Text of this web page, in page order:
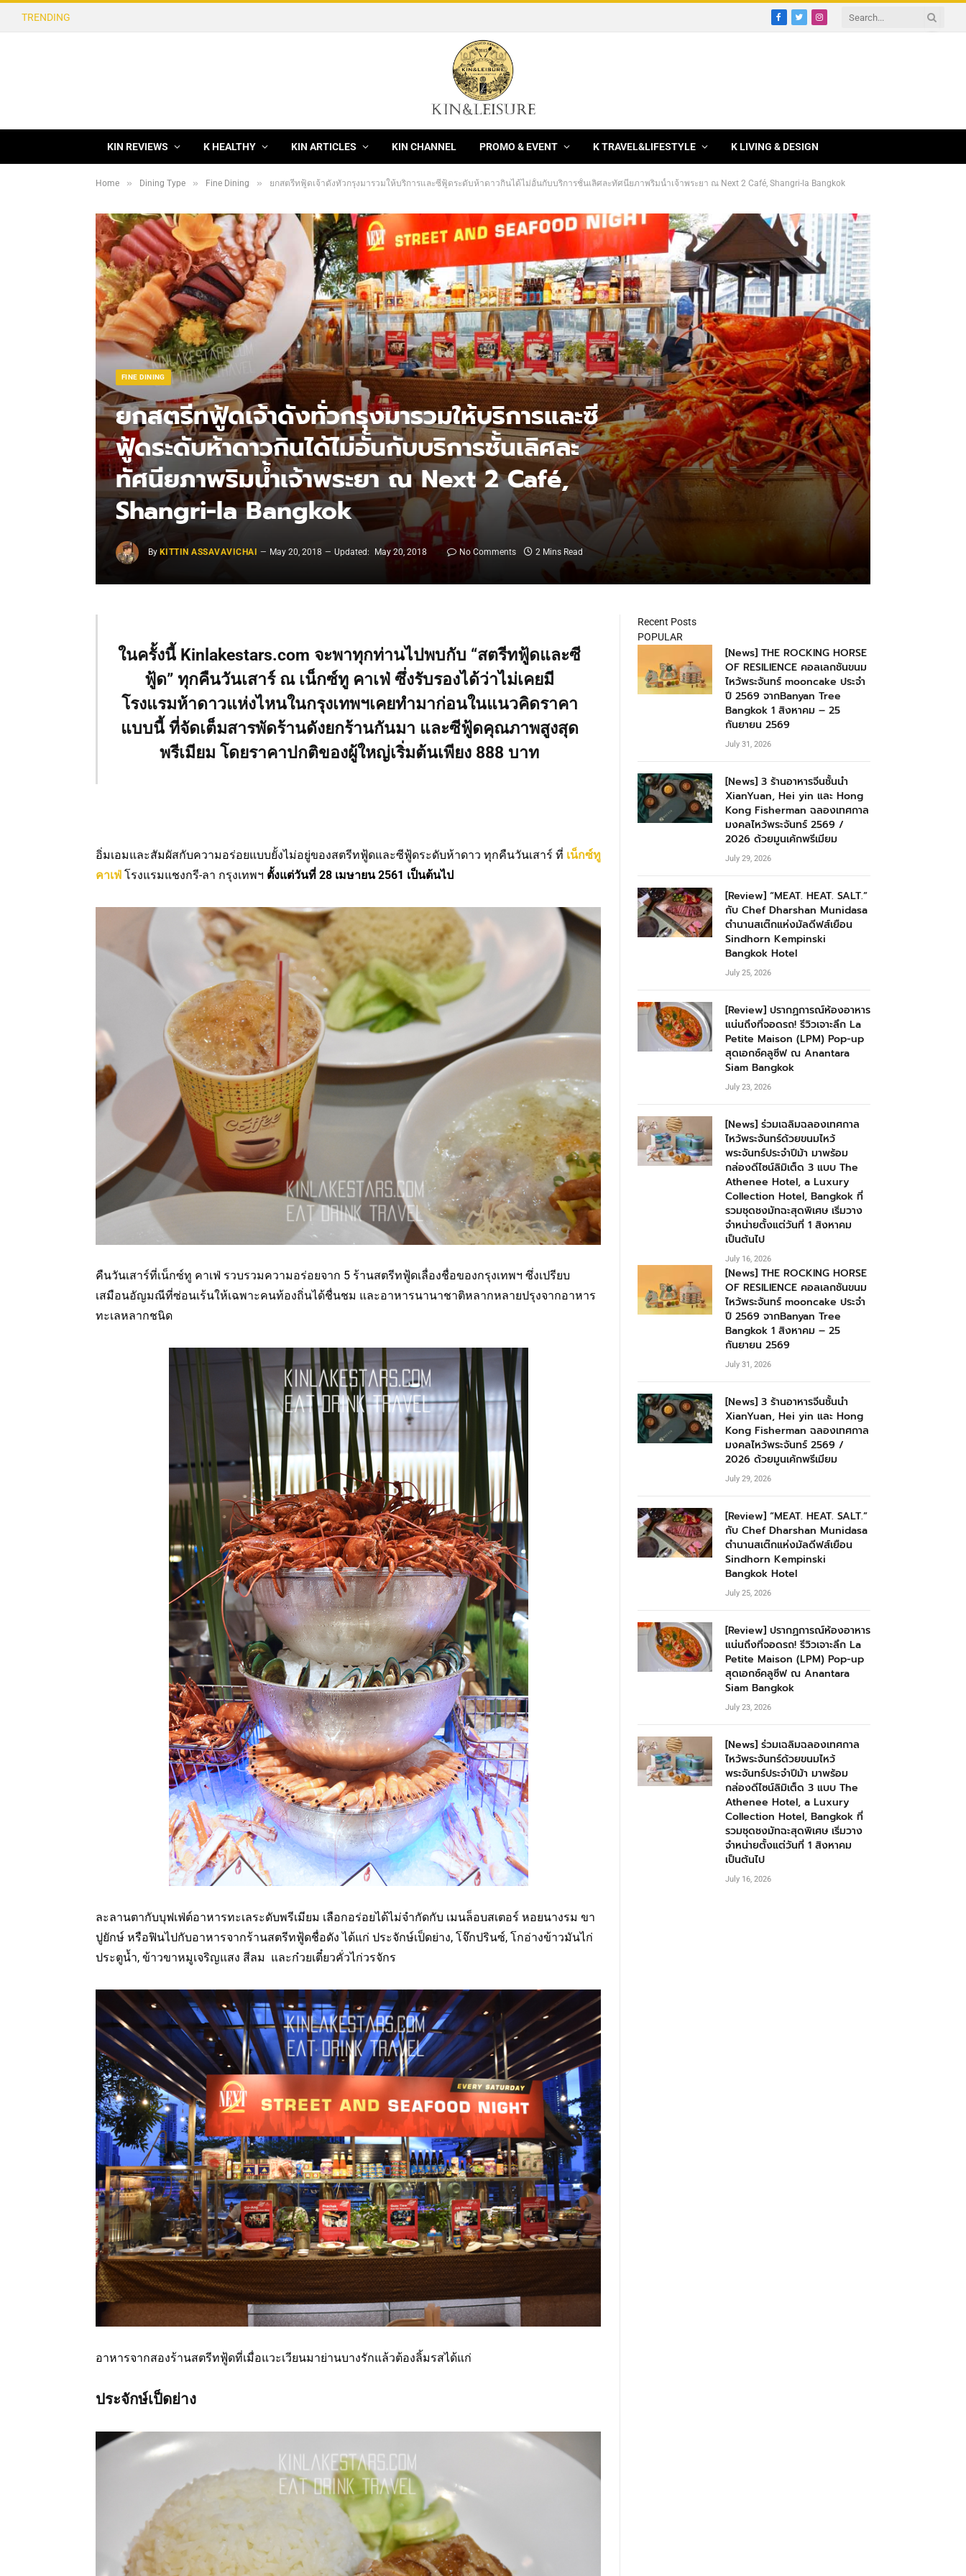
TRENDING
Facebook
TwitterInstagram
KIN REVIEWS K HEALTHY KIN ARTICLES KIN CHANNEL PROMO & EVENT K TRAVEL&LIFESTYLE K LIVING & DESIGN
Home » Dining Type » Fine Dining » ยกสตรีทฟู้ดเจ้าดังทั่วกรุงมารวมให้บริการและซีฟู้ดระดับห้าดาวกินได้ไม่อั้นกับบริการชั้นเลิศละทัศนียภาพริมน้ำเจ้าพระยา ณ Next 2 Café, Shangri-la Bangkok
FINE DINING
ยกสตรีทฟู้ดเจ้าดังทั่วกรุงมารวมให้บริการและซี
ฟู้ดระดับห้าดาวกินได้ไม่อั้นกับบริการชั้นเลิศละ
ทัศนียภาพริมน้ำเจ้าพระยา ณ Next 2 Café,
Shangri-la Bangkok
By KITTIN ASSAVAVICHAI May 20, 2018 Updated: May 20, 2018 No Comments 2 Mins Read
ในครั้งนี้ Kinlakestars.com จะพาทุกท่านไปพบกับ “สตรีทฟู้ดและซี
ฟู้ด” ทุกคืนวันเสาร์ ณ เน็กซ์ทู คาเฟ่ ซึ่งรับรองได้ว่าไม่เคยมี
โรงแรมห้าดาวแห่งไหนในกรุงเทพฯเคยทำมาก่อนในแนวคิดราคา
แบบนี้ ที่จัดเต็มสารพัดร้านดังยกร้านกันมา และซีฟู้ดคุณภาพสูงสุด
พรีเมียม โดยราคาปกติของผู้ใหญ่เริ่มต้นเพียง 888 บาท
อิ่มเอมและสัมผัสกับความอร่อยแบบยั้งไม่อยู่ของสตรีทฟู้ดและซีฟู้ดระดับห้าดาว ทุกคืนวันเสาร์ ที่ เน็กซ์ทู
คาเฟ่ โรงแรมแชงกรี-ลา กรุงเทพฯ ตั้งแต่วันที่ 28 เมษายน 2561 เป็นต้นไป
คืนวันเสาร์ที่เน็กซ์ทู คาเฟ่ รวบรวมความอร่อยจาก 5 ร้านสตรีทฟู้ดเลื่องชื่อของกรุงเทพฯ ซึ่งเปรียบ
เสมือนอัญมณีที่ซ่อนเร้นให้เฉพาะคนท้องถิ่นได้ชื่นชม และอาหารนานาชาติหลากหลายปรุงจากอาหาร
ทะเลหลากชนิด
ละลานตากับบุฟเฟ่ต์อาหารทะเลระดับพรีเมียม เลือกอร่อยได้ไม่จำกัดกับ เมนล็อบสเตอร์ หอยนางรม ขา
ปูยักษ์ หรือฟินไปกับอาหารจากร้านสตรีทฟู้ดชื่อดัง ได้แก่ ประจักษ์เป็ดย่าง, โจ๊กปรินซ์, โกอ่างข้าวมันไก่
ประตูน้ำ, ข้าวขาหมูเจริญแสง สีลม และก๋วยเตี๋ยวคั่วไก่วรจักร
อาหารจากสองร้านสตรีทฟู้ดที่เมื่อแวะเวียนมาย่านบางรักแล้วต้องลิ้มรสได้แก่
ประจักษ์เป็ดย่าง
Recent Posts
POPULAR
[News] THE ROCKING HORSE
OF RESILIENCE คอลเลกชันขนม
ไหว้พระจันทร์ mooncake ประจำ
ปี 2569 จากBanyan Tree
Bangkok 1 สิงหาคม – 25
กันยายน 2569
July 31, 2026
[News] 3 ร้านอาหารจีนชั้นนำ
XianYuan, Hei yin และ Hong
Kong Fisherman ฉลองเทศกาล
มงคลไหว้พระจันทร์ 2569 /
2026 ด้วยมูนเค้กพรีเมียม
July 29, 2026
[Review] “MEAT. HEAT. SALT.”
กับ Chef Dharshan Munidasa
ตำนานสเต๊กแห่งมัลดีฟส์เยือน
Sindhorn Kempinski
Bangkok Hotel
July 25, 2026
[Review] ปรากฏการณ์ห้องอาหาร
แน่นถึงที่จอดรถ! รีวิวเจาะลึก La
Petite Maison (LPM) Pop-up
สุดเอกซ์คลูซีฟ ณ Anantara
Siam Bangkok
July 23, 2026
[News] ร่วมเฉลิมฉลองเทศกาล
ไหว้พระจันทร์ด้วยขนมไหว้
พระจันทร์ประจำปีม้า มาพร้อม
กล่องดีไซน์ลิมิเต็ด 3 แบบ The
Athenee Hotel, a Luxury
Collection Hotel, Bangkok ที่
รวมชุดชงมัทฉะสุดพิเศษ เริ่มวาง
จำหน่ายตั้งแต่วันที่ 1 สิงหาคม
เป็นต้นไป
July 16, 2026
[News] THE ROCKING HORSE
OF RESILIENCE คอลเลกชันขนม
ไหว้พระจันทร์ mooncake ประจำ
ปี 2569 จากBanyan Tree
Bangkok 1 สิงหาคม – 25
กันยายน 2569
July 31, 2026
[News] 3 ร้านอาหารจีนชั้นนำ
XianYuan, Hei yin และ Hong
Kong Fisherman ฉลองเทศกาล
มงคลไหว้พระจันทร์ 2569 /
2026 ด้วยมูนเค้กพรีเมียม
July 29, 2026
[Review] “MEAT. HEAT. SALT.”
กับ Chef Dharshan Munidasa
ตำนานสเต๊กแห่งมัลดีฟส์เยือน
Sindhorn Kempinski
Bangkok Hotel
July 25, 2026
[Review] ปรากฏการณ์ห้องอาหาร
แน่นถึงที่จอดรถ! รีวิวเจาะลึก La
Petite Maison (LPM) Pop-up
สุดเอกซ์คลูซีฟ ณ Anantara
Siam Bangkok
July 23, 2026
[News] ร่วมเฉลิมฉลองเทศกาล
ไหว้พระจันทร์ด้วยขนมไหว้
พระจันทร์ประจำปีม้า มาพร้อม
กล่องดีไซน์ลิมิเต็ด 3 แบบ The
Athenee Hotel, a Luxury
Collection Hotel, Bangkok ที่
รวมชุดชงมัทฉะสุดพิเศษ เริ่มวาง
จำหน่ายตั้งแต่วันที่ 1 สิงหาคม
เป็นต้นไป
July 16, 2026